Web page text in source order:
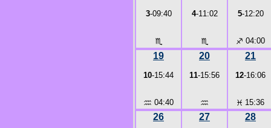
3-09:40
♏
4-11:02
♏
5-12:20
♐ 04:00
19
10-15:44
♒ 04:40
20
11-15:56
♒
21
12-16:06
♓ 15:36
26 27 28